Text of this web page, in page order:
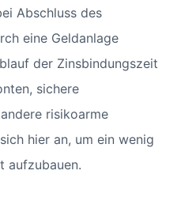
Abschluss des
eine Geldanlage
der Zinsbindungszeit
sichere
risikoarme
hier an, um ein wenig
aufzubauen.